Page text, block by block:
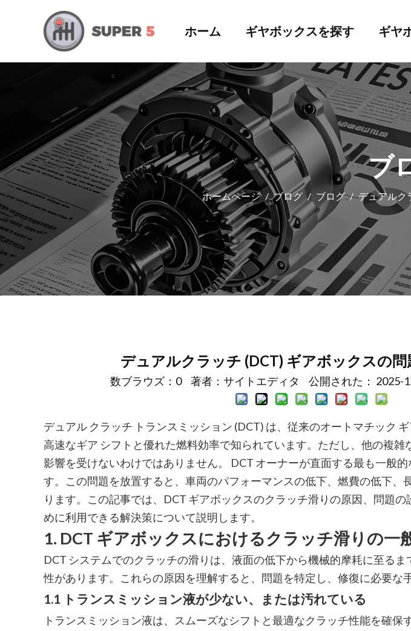
ホーム ギヤボックスを探す ギヤ
ブ
ホームページ / ブログ / ブログ / デュアルク
デュアルクラッチ (DCT) ギアボックスの問
数ブラウズ： 0著者：サイトエディタ 公開された： 2025-
デュアル クラッチ トランスミッション (DCT) は、従来のオートマチック
高速なギア シフトと優れた燃料効率で知られています。ただし、他の複
影響を受けないわけではありません。 DCT オーナーが直面する最も一般
す。この問題を放置すると、車両のパフォーマンスの低下、燃費の低下、
ります。この記事では、DCT ギアボックスのクラッチ滑りの原因、問題
めに利用できる解決策について説明します。
1. DCT ギアボックスにおけるクラッチ滑りの一
DCT システムでのクラッチの滑りは、液面の低下から機械的摩耗に至る
性があります。これらの原因を理解すると、問題を特定し、修復に必要な
1.1 トランスミッション液が少ない、または汚れている
トランスミッション液は、スムーズなシフトと最適なクラッチ性能を確保